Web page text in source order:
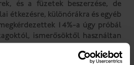
és a füzetek beszerzése, de
étkezésre, különórákra és egyéb
14%-a úgy próbál
ismerősöktől használtan